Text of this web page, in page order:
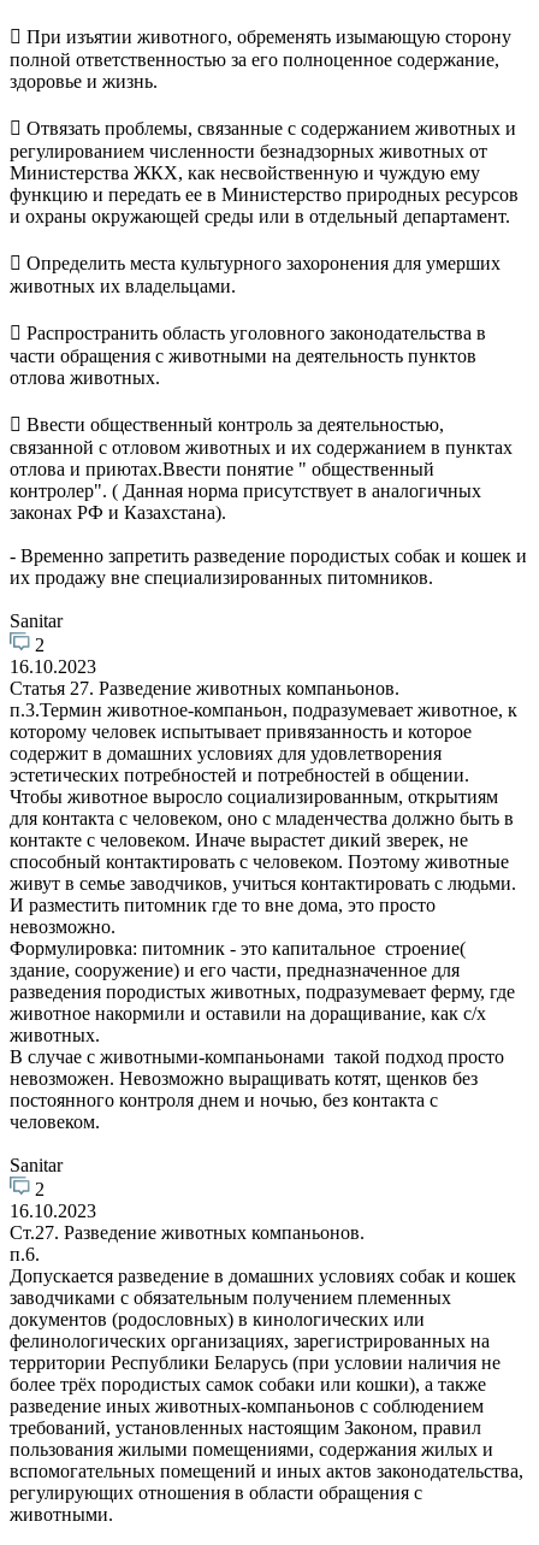
 При изъятии животного, обременять изымающую сторону
полной ответственностью за его полноценное содержание,
здоровье и жизнь.
 Отвязать проблемы, связанные с содержанием животных и
регулированием численности безнадзорных животных от
Министерства ЖКХ, как несвойственную и чуждую ему
функцию и передать ее в Министерство природных ресурсов
и охраны окружающей среды или в отдельный департамент.
 Определить места культурного захоронения для умерших
животных их владельцами.
 Распространить область уголовного законодательства в
части обращения с животными на деятельность пунктов
отлова животных.
 Ввести общественный контроль за деятельностью,
связанной с отловом животных и их содержанием в пунктах
отлова и приютах.Ввести понятие " общественный
контролер". ( Данная норма присутствует в аналогичных
законах РФ и Казахстана).
- Временно запретить разведение породистых собак и кошек и
их продажу вне специализированных питомников.
Sanitar
2
16.10.2023
Статья 27. Разведение животных компаньонов.
п.3.Термин животное-компаньон, подразумевает животное, к
которому человек испытывает привязанность и которое
содержит в домашних условиях для удовлетворения
эстетических потребностей и потребностей в общении.
Чтобы животное выросло социализированным, открытиям
для контакта с человеком, оно с младенчества должно быть в
контакте с человеком. Иначе вырастет дикий зверек, не
способный контактировать с человеком. Поэтому животные
живут в семье заводчиков, учиться контактировать с людьми.
И разместить питомник где то вне дома, это просто
невозможно.
Формулировка: питомник - это капитальное строение(
здание, сооружение) и его части, предназначенное для
разведения породистых животных, подразумевает ферму, где
животное накормили и оставили на доращивание, как с/х
животных.
В случае с животными-компаньонами такой подход просто
невозможен. Невозможно выращивать котят, щенков без
постоянного контроля днем и ночью, без контакта с
человеком.
Sanitar
2
16.10.2023
Ст.27. Разведение животных компаньонов.
п.6.
Допускается разведение в домашних условиях собак и кошек
заводчиками с обязательным получением племенных
документов (родословных) в кинологических или
фелинологических организациях, зарегистрированных на
территории Республики Беларусь (при условии наличия не
более трёх породистых самок собаки или кошки), а также
разведение иных животных-компаньонов с соблюдением
требований, установленных настоящим Законом, правил
пользования жилыми помещениями, содержания жилых и
вспомогательных помещений и иных актов законодательства,
регулирующих отношения в области обращения с
животными.